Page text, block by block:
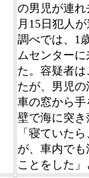
の男児が連
月15日犯人
調べでは、1
ムセンター
た。容疑者
たが、男児
車の窓から
壁で海に突
「寝ていた
が、車内で
ことをした